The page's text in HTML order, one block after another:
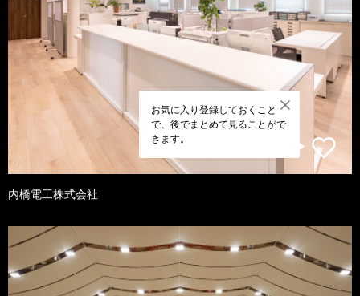
お気に入り登録しておくこと
で、後でまとめて見ることがで
きます。
内橋電工株式会社